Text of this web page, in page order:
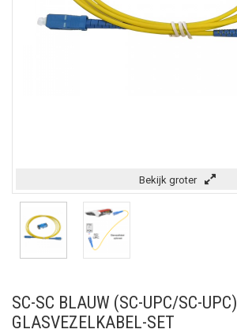
Bekijk groter
SC-SC BLAUW (SC-UPC/SC-UPC)
GLASVEZELKABEL-SET